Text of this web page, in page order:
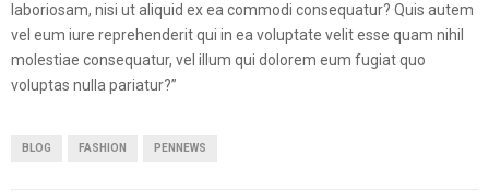
laboriosam, nisi ut aliquid ex ea commodi consequatur? Quis autem
vel eum iure reprehenderit qui in ea voluptate velit esse quam nihil
molestiae consequatur, vel illum qui dolorem eum fugiat quo
voluptas nulla pariatur?”
BLOG FASHION PENNEWS